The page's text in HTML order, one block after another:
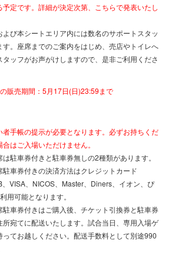
定です。詳細が決定次第、こちらで発表いたし
び本シートエリア内には数名のサポートスタッ
す。座席までのご案内をはじめ、売店やトイレへ
ッフがお声がけしますので、是非ご利用くださ
販売期間：5月17日(日)23:59まで
者手帳の提示が必要となります。必ずお持ちくだ
はご入場いただけません。
は駐車券付きと駐車券無しの2種類があります。
駐車券付きの決済方法はクレジットカード
、VISA、NICOS、Master、Diners、イオン、ぴ
用可能となります。
駐車券付きはご購入後、チケット引換券と駐車券
所宛てに配送いたします。試合当日、専用入場ゲ
ってお越しください。配送手数料として別途990